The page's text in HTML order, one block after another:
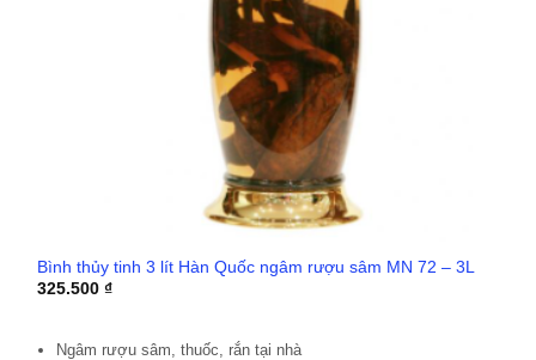
Bình thủy tinh 3 lít Hàn Quốc ngâm rượu sâm MN 72 – 3L
325.500₫
Ngâm rượu sâm, thuốc, rắn tại nhà